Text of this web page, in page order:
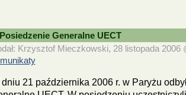
Posiedzenie Generalne UECT
Krzysztof Mieczkowski, 28 listopada 2006
dniu 21 października 2006 r. w Paryżu